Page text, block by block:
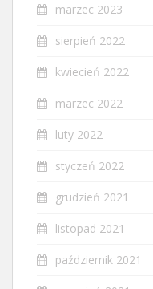
marzec 2023
sierpień 2022
kwiecień 2022
marzec 2022
luty 2022
styczeń 2022
grudzień 2021
listopad 2021
październik 2021